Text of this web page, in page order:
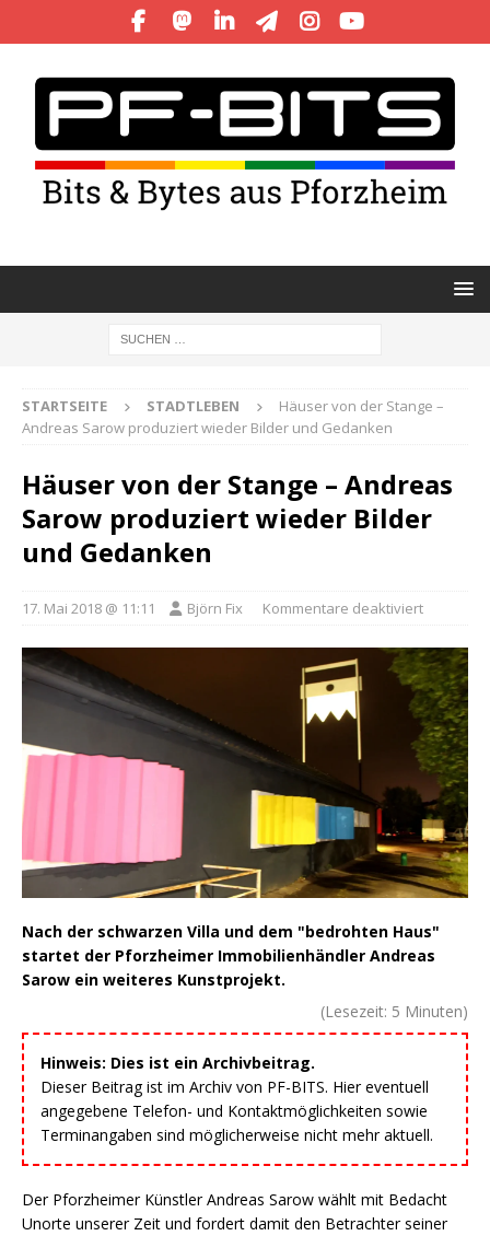
STARTSEITE STADTLEBEN
Häuser von der Stange –
Andreas Sarow produziert wieder Bilder und Gedanken
Häuser von der Stange – Andreas
Sarow produziert wieder Bilder
und Gedanken
17. Mai 2018 @ 11:11 Björn Fix Kommentare deaktiviert
Nach der schwarzen Villa und dem "bedrohten Haus"
startet der Pforzheimer Immobilienhändler Andreas
Sarow ein weiteres Kunstprojekt.
(Lesezeit: 5 Minuten)
Hinweis: Dies ist ein Archivbeitrag.
Dieser Beitrag ist im Archiv von PF-BITS. Hier eventuell
angegebene Telefon- und Kontaktmöglichkeiten sowie
Terminangaben sind möglicherweise nicht mehr aktuell.
Der Pforzheimer Künstler Andreas Sarow wählt mit Bedacht
Unorte unserer Zeit und fordert damit den Betrachter seiner